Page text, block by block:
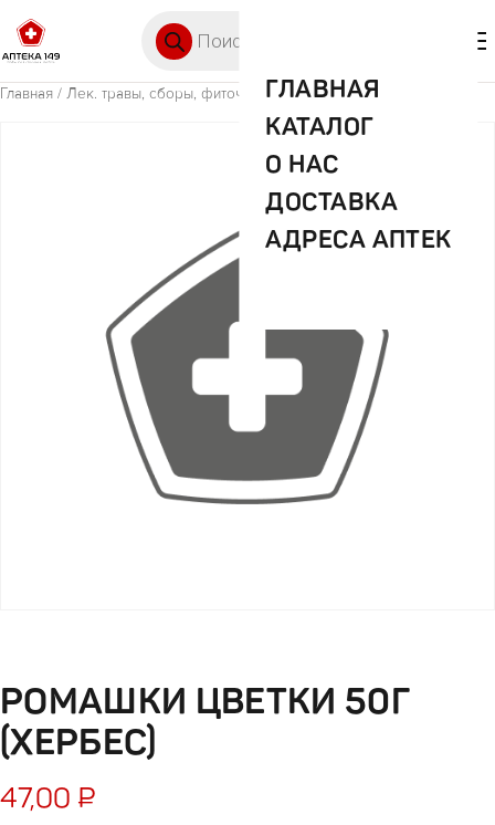
ГЛАВНАЯ
КАТАЛОГ
О НАС
ДОСТАВКА
АДРЕСА АПТЕК
Главная / Лек. травы, сборы, фиточаи / Ромашки цветки 50г (Хербес)
РОМАШКИ ЦВЕТКИ 50Г
(ХЕРБЕС)
47,00 ₽